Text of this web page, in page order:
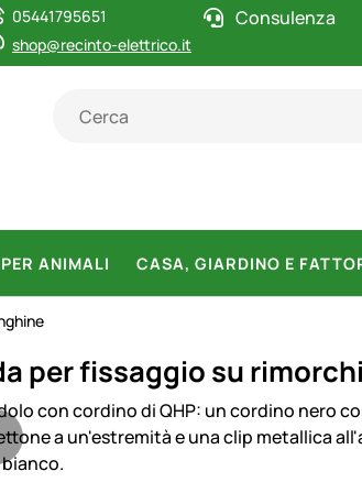
05441795651
shop@recinto-elettrico.it
Consulenza
ANIMALI CASA, GIARDINO E
per fissaggio su
prodotti